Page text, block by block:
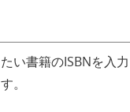
書籍のISBNを入
。